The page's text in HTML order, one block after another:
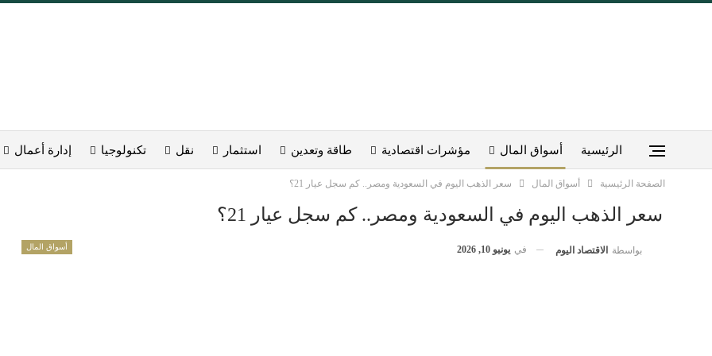
الرئيسية أسواق المال مؤشرات اقتصادية طاقة وتعدين استثمار نقل تكنولوجيا إدارة أعمال
الصفحة الرئيسية أسواق المال سعر الذهب اليوم في السعودية ومصر.. كم سجل عيار 21؟
سعر الذهب اليوم في السعودية ومصر.. كم سجل عيار 21؟
أسواق المال بواسطة الاقتصاد اليوم في يونيو 10, 2026